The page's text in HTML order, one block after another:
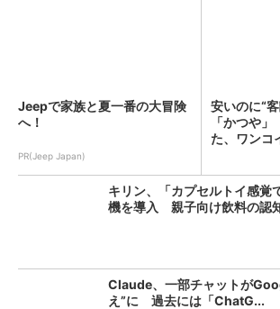
Jeepで家族と夏一番の大冒険
へ！
PR(Jeep Japan)
安いのに“
「かつや
た、ワンコ
キリン、「カプセルトイ感覚
機を導入 親子向け飲料の認
Claude、一部チャットが
え”に 過去には「ChatG...